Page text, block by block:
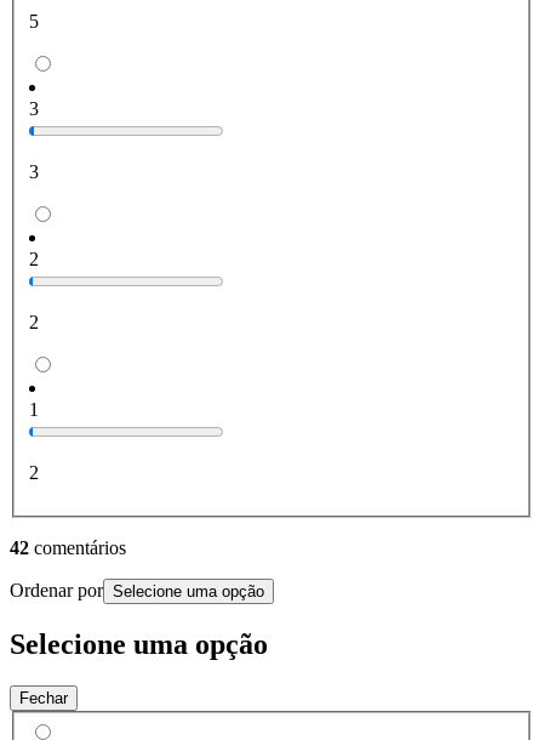
5
3
3
2
2
1
2
42 comentários
Ordenar por Selecione uma opção
Selecione uma opção
Fechar